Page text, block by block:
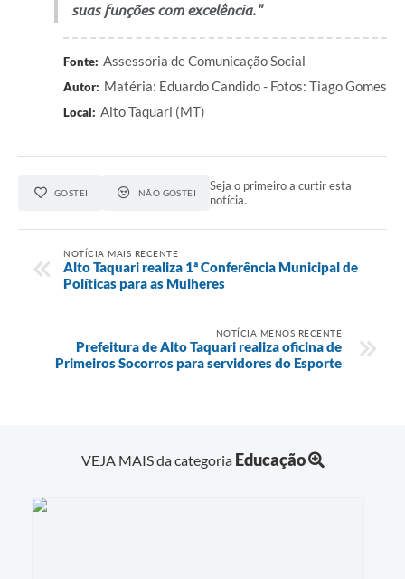
suas funções com excelência."
Fonte: Assessoria de Comunicação Social
Autor: Matéria: Eduardo Candido - Fotos: Tiago Gomes
Local: Alto Taquari (MT)
GOSTEI NÃO GOSTEI
Seja o primeiro a curtir esta
notícia.
NOTÍCIA MAIS RECENTE
Alto Taquari realiza 1ª Conferência Municipal de
Políticas para as Mulheres
NOTÍCIA MENOS RECENTE
Prefeitura de Alto Taquari realiza oficina de
Primeiros Socorros para servidores do Esporte
VEJA MAIS da categoria Educação